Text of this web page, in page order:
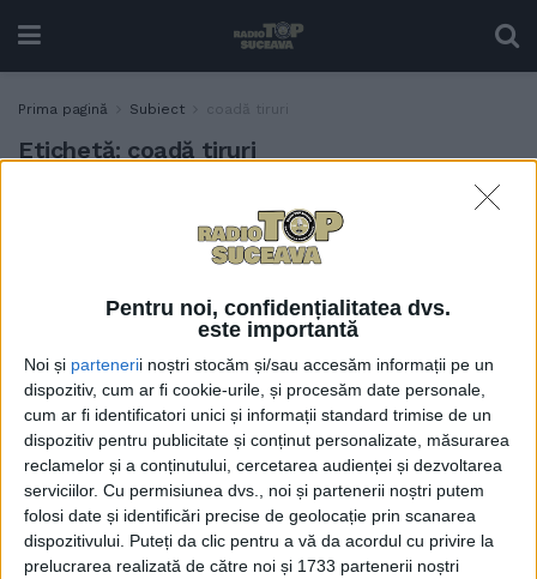
Pentru noi, confidențialitatea dvs.
este importantă
Noi și partenerii noștri stocăm și/sau accesăm informații pe un
dispozitiv, cum ar fi cookie-urile, și procesăm date personale,
cum ar fi identificatori unici și informații standard trimise de un
dispozitiv pentru publicitate și conținut personalizate, măsurarea
reclamelor și a conținutului, cercetarea audienței și dezvoltarea
serviciilor. Cu permisiunea dvs., noi și partenerii noștri putem
folosi date și identificări precise de geolocație prin scanarea
dispozitivului. Puteți da clic pentru a vă da acordul cu privire la
prelucrarea realizată de către noi și 1733 partenerii noștri
Prima pagină Subiect coadă tiruri
Etichetă: coadă tiruri
Coada de tiruri de la Vama
Siret, din cauza
întreruperilor de curent
Ucrainenii promit că se vor
dota cu baterii pentru
scanere și vor mări schema
de personal
19 DECEMBRIE, 2022